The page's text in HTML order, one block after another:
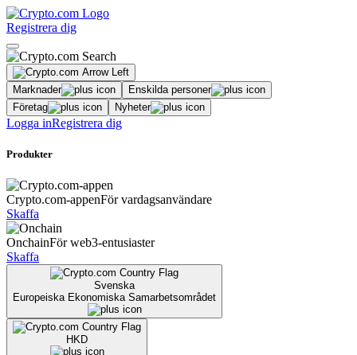
Registrera dig
Marknader
Enskilda personer
Företag
Nyheter
Logga inRegistrera dig
Produkter
Crypto.com-appenFör vardagsanvändare
Skaffa
OnchainFör web3-entusiaster
Skaffa
Svenska
Europeiska Ekonomiska Samarbetsområdet
HKD